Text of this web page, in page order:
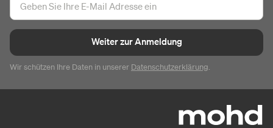
Weiter zur Anmeldung
Wir schützen Ihre Daten in unserer Datenschutzerklärung.